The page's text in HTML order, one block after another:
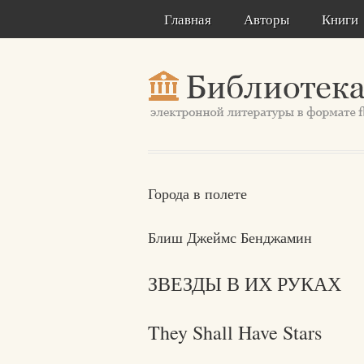
Главная Авторы Книги
Города в полете
Блиш Джеймс Бенджамин
ЗВЕЗДЫ В ИХ РУКАХ
They Shall Have Stars